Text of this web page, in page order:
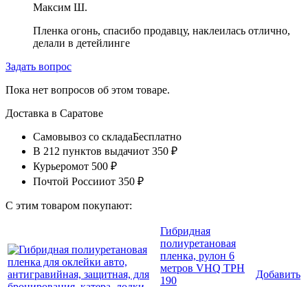
Максим Ш.
Пленка огонь, спасибо продавцу, наклеилась отлично,
делали в детейлинге
Задать вопрос
Пока нет вопросов об этом товаре.
Доставка в Саратове
Самовывоз со складаБесплатно
В 212 пунктов выдачиот 350 ₽
Курьеромот 500 ₽
Почтой Россииот 350 ₽
С этим товаром покупают:
Гибридная
полиуретановая
пленка, рулон 6
метров VHQ TPH
190
Добавить